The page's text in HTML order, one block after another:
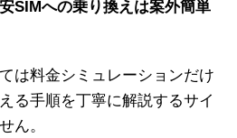
SIMへの乗り換えは案外簡単
は料金シミュレーションだけ
る手順を丁寧に解説するサイ
ん。